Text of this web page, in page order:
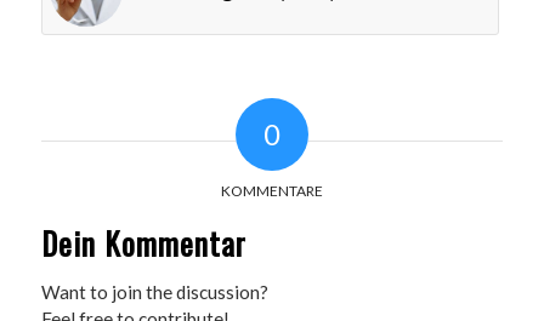
0
KOMMENTARE
Dein Kommentar
Want to join the discussion?